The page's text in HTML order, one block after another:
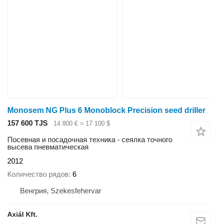
Monosem NG Plus 6 Monoblock Precision seed driller
157 600 TJS
14 800 € ≈ 17 100 $
Посевная и посадочная техника - сеялка точного
высева пневматическая
2012
Количество рядов 6
Венгрия, Szekesfehervar
Axiál Kft.